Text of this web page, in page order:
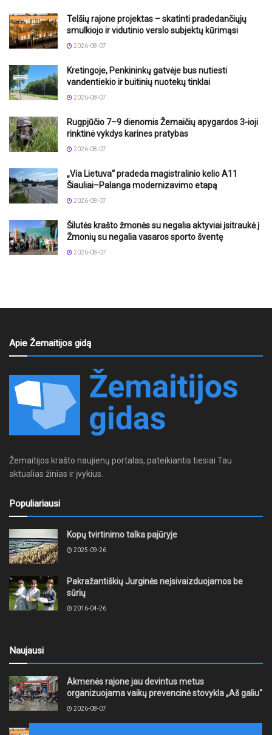
Telšių rajone projektas – skatinti pradedančiųjų
smulkiojo ir vidutinio verslo subjektų kūrimąsi
2026-08-07
Kretingoje, Penkininkų gatvėje bus nutiesti
vandentiekio ir buitinių nuotekų tinklai
2026-08-07
Rugpjūčio 7–9 dienomis Žemaičių apygardos 3-ioji
rinktinė vykdys karines pratybas
2026-08-07
„Via Lietuva“ pradeda magistralinio kelio A11
Šiauliai–Palanga modernizavimo etapą
2026-08-07
Šilutės krašto žmonės su negalia aktyviai įsitraukė į
Žmonių su negalia vasaros sporto šventę
2026-08-07
Apie Žemaitijos gidą
Žemaitijos krašto naujienų portalas, pateikiantis tiesiai Tau
aktualias žinias ir įvykius.
Populiariausi
Kopų tvirtinimo talka pajūryje
2025-09-26
Pakražantiškių Jurginės neįsivaizduojamos be
sūrių
2016-04-26
Naujausi
Akmenės rajone jau devintus metus
organizuojama vaikų prevencinė stovykla „Aš galiu“
2026-08-07